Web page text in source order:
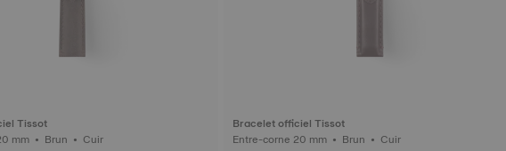
Tissot
Entre-corne 20 mm • Brun • Cuir
Bracelet officiel Tissot
Entre-corne 20 mm • Brun • Cuir